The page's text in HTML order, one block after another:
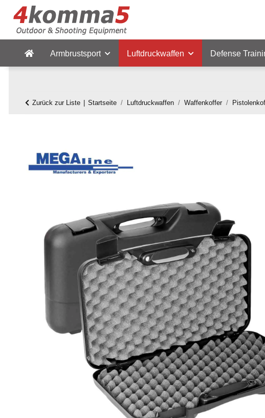
Armbrustsport Luftdruckwaffen Defense
Zurück zur Liste Startseite Luftdruckwaffen Waffenkoffer